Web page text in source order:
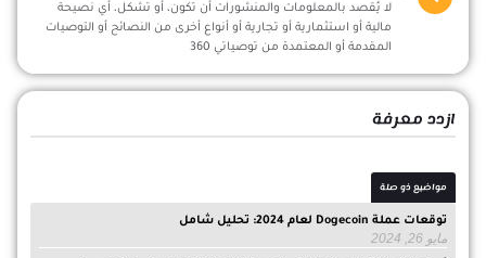
لا يُقصد بالمعلومات والمنشورات أن تكون، أو تشكل، أي نصيحة
مالية أو استثمارية أو تجارية أو أنواع أخرى من النصائح أو التوصيات
المقدمة أو المعتمدة من توصياتي 360
ازدد معرفة
مواضيع ذو صلة
توقعات عملة Dogecoin لعام 2024: تحليل شامل
مايو 26, 2024